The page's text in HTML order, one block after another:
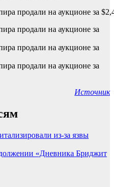
Источник
из-за язвы
«Дневника Бриджит